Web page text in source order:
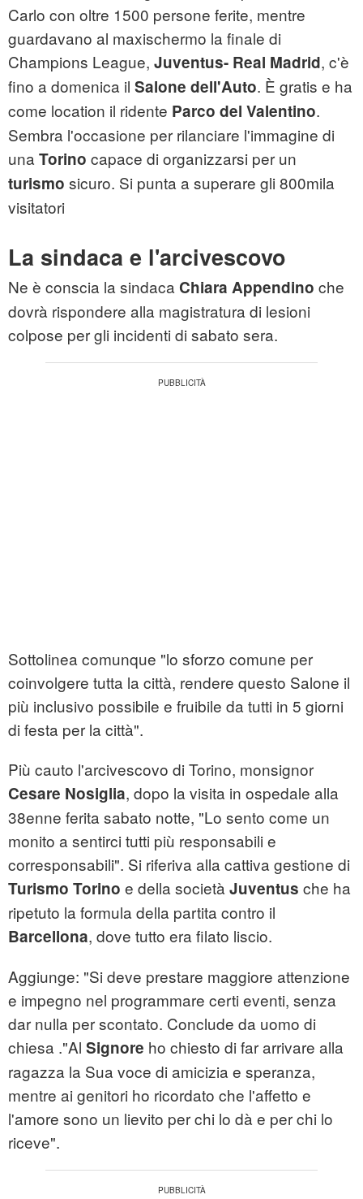
Carlo con oltre 1500 persone ferite, mentre
guardavano al maxischermo la finale di
Champions League, Juventus- Real Madrid, c'è
fino a domenica il Salone dell'Auto. È gratis e ha
come location il ridente Parco del Valentino.
Sembra l'occasione per rilanciare l'immagine di
una Torino capace di organizzarsi per un
turismo sicuro. Si punta a superare gli 800mila
visitatori
La sindaca e l'arcivescovo
Ne è conscia la sindaca Chiara Appendino che
dovrà rispondere alla magistratura di lesioni
colpose per gli incidenti di sabato sera.
Sottolinea comunque "lo sforzo comune per
coinvolgere tutta la città, rendere questo Salone il
più inclusivo possibile e fruibile da tutti in 5 giorni
di festa per la città".
Più cauto l'arcivescovo di Torino, monsignor
Cesare Nosiglia, dopo la visita in ospedale alla
38enne ferita sabato notte, "Lo sento come un
monito a sentirci tutti più responsabili e
corresponsabili". Si riferiva alla cattiva gestione di
Turismo Torino e della società Juventus che ha
ripetuto la formula della partita contro il
Barcellona, dove tutto era filato liscio.
Aggiunge: "Si deve prestare maggiore attenzione
e impegno nel programmare certi eventi, senza
dar nulla per scontato. Conclude da uomo di
chiesa ."Al Signore ho chiesto di far arrivare alla
ragazza la Sua voce di amicizia e speranza,
mentre ai genitori ho ricordato che l'affetto e
l'amore sono un lievito per chi lo dà e per chi lo
riceve".